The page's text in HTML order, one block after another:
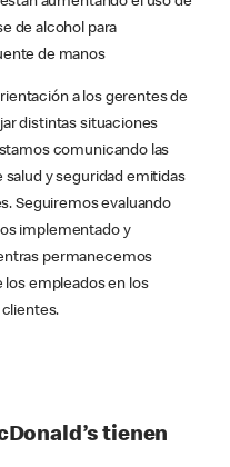
de alcohol para
de manos
a los gerentes de
distintas situaciones
comunicando las
y seguridad emitidas
Seguiremos evaluando
implementado y
permanecemos
los empleados en los
tienen